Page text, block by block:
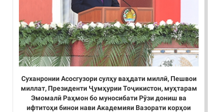
Суханронии Асосгузори сулҳу ваҳдати миллӣ, Пешвои
миллат, Президенти Ҷумҳурии Тоҷикистон, муҳтарам
Эмомалӣ Раҳмон бо муносибати Рӯзи дониш ва
ифтитоҳи бинои нави Академияи Вазорати корҳои